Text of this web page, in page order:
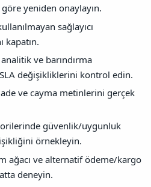
yeniden onaylayın.
sağlayıcı
kapatın.
ve barındırma
SLA değişikliklerini kontrol edin.
ve cayma metinlerini gerçek
güvenlik/uygunluk
örnekleyin.
ağacı ve alternatif ödeme/kargo
deneyin.